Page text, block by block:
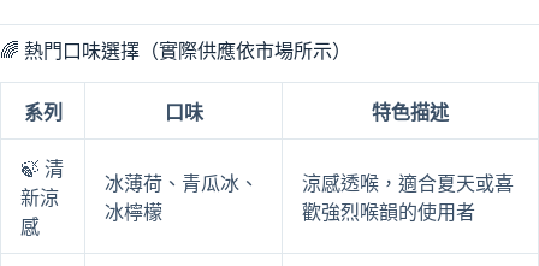
🌈 熱門口味選擇（實際供應依市場所示）
系列 口味 特色描述
🍃 清
新涼
感
冰薄荷、青瓜冰、
冰檸檬
涼感透喉，適合夏天或喜
歡強烈喉韻的使用者